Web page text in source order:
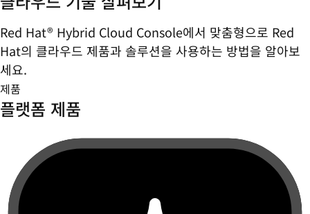
Red Hat® Hybrid Cloud Console에서 맞춤형으로 Red
Hat의 클라우드 제품과 솔루션을 사용하는 방법을 알아보
세요.
제품
플랫폼 제품